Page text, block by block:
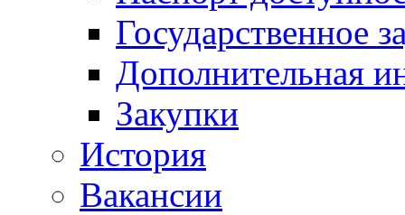
Государственное
Дополнительная
Закупки
История
Вакансии